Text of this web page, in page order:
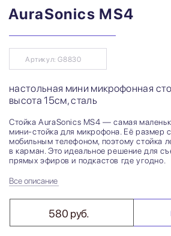
AuraSonics MS4
Артикул: G8830
настольная мини микрофонная
высота 15см, сталь
Стойка AuraSonics MS4 — самая
мини-стойка для микрофона. Её размер
мобильным телефоном, поэтому стойка
в карман. Это идеальное решение для
прямых эфиров и подкастов где угодно.
Все описание
580 руб.